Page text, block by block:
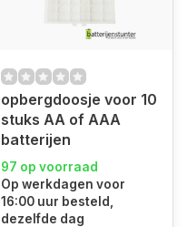
opbergdoosje voor 10
stuks AA of AAA
batterijen
97 op voorraad
Op werkdagen voor
16:00 uur besteld,
dezelfde dag